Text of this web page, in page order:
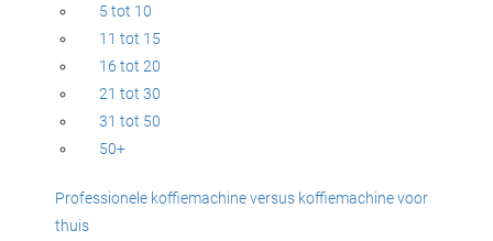
5 tot 10
11 tot 15
16 tot 20
21 tot 30
31 tot 50
50+
Professionele koffiemachine versus koffiemachine voor
thuis